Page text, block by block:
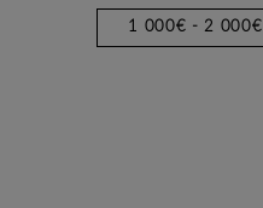
1 000€ - 2 000€